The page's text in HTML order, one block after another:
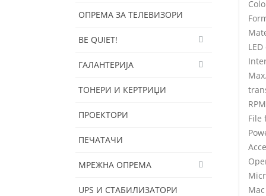
File
ОПРЕМА ЗА ТЕЛЕВИЗОРИ
BE QUIET!
ГАЛАНТЕРИЈА
ТОНЕРИ И КЕРТРИЏИ
ПРОЕКТОРИ
ПЕЧАТАЧИ
МРЕЖНА ОПРЕМА
UPS И СТАБИЛИЗАТОРИ